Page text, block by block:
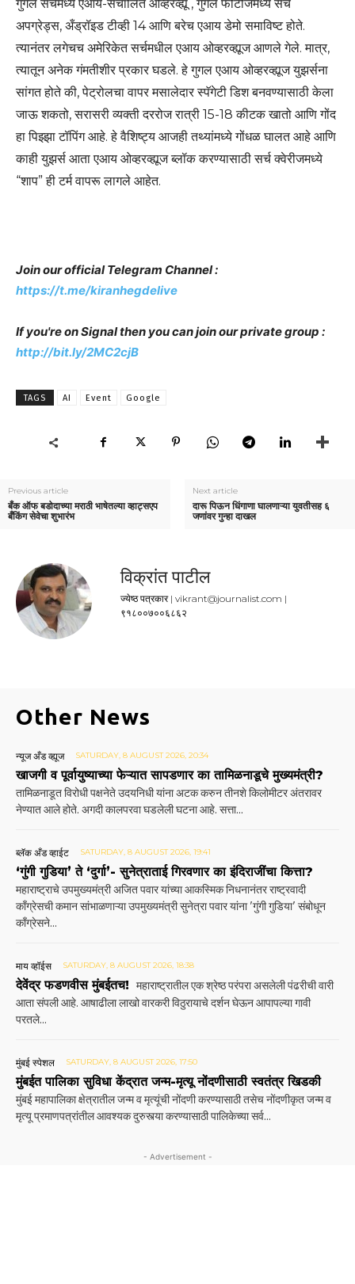
गुगल सर्चमध्ये एआय-संचालित ओव्हरव्ह्यू , गुगल फोटोजमध्ये सर्च
अपग्रेड्स, अँड्रॉइड टीव्ही 14 आणि बरेच एआय डेमो समाविष्ट होते.
त्यानंतर लगेचच अमेरिकेत सर्चमधील एआय ओव्हरव्ह्यूज आणले गेले. मात्र,
त्यातून अनेक गंमतीशीर प्रकार घडले. हे गुगल एआय ओव्हरव्ह्यूज युझर्सना
सांगत होते की, पेट्रोलचा वापर मसालेदार स्पॅगेटी डिश बनवण्यासाठी केला
जाऊ शकतो, सरासरी व्यक्ती दररोज रात्री 15-18 कीटक खातो आणि गोंद
हा पिझ्झा टॉपिंग आहे. हे वैशिष्ट्य आजही तथ्यांमध्ये गोंधळ घालत आहे आणि
काही युझर्स आता एआय ओव्हरव्ह्यूज ब्लॉक करण्यासाठी सर्च क्वेरीजमध्ये
“शाप” ही टर्म वापरू लागले आहेत.
Join our official Telegram Channel :
https://t.me/kiranhegdelive
If you're on Signal then you can join our private group :
http://bit.ly/2MC2cjB
TAGS AI Event Google
Previous article
बँक ऑफ बडोदाच्या मराठी भाषेतल्या व्हाट्सएप
बँकिंग सेवेचा शुभारंभ
Next article
दारू पिऊन धिंगाणा घालणाऱ्या युवतीसह ६
जणांवर गुन्हा दाखल
विक्रांत पाटील
ज्येष्ठ पत्रकार | vikrant@journalist.com |
९१८००७००६८६२
Other News
न्यूज अँड व्ह्यूज SATURDAY, 8 AUGUST 2026, 20:34
खाजगी व पूर्वायुष्याच्या फेऱ्यात सापडणार का तामिळनाडूचे मुख्यमंत्री?
तामिळनाडूत विरोधी पक्षनेते उदयनिधी यांना अटक करुन तीनशे किलोमीटर अंतरावर
नेण्यात आले होते. अगदी कालपरवा घडलेली घटना आहे. सत्ता...
ब्लॅक अँड व्हाईट SATURDAY, 8 AUGUST 2026, 19:41
‘गुंगी गुडिया’ ते ‘दुर्गा’- सुनेत्राताई गिरवणार का इंदिराजींचा कित्ता?
महाराष्ट्राचे उपमुख्यमंत्री अजित पवार यांच्या आकस्मिक निधनानंतर राष्ट्रवादी
काँग्रेसची कमान सांभाळणाऱ्या उपमुख्यमंत्री सुनेत्रा पवार यांना 'गुंगी गुडिया' संबोधून
काँग्रेसने...
माय व्हॉईस SATURDAY, 8 AUGUST 2026, 18:38
देवेंद्र फडणवीस मुंबईतच! महाराष्ट्रातील एक श्रेष्ठ परंपरा असलेली पंढरीची वारी
आता संपली आहे. आषाढीला लाखो वारकरी विठुरायाचे दर्शन घेऊन आपापल्या गावी
परतले...
मुंबई स्पेशल SATURDAY, 8 AUGUST 2026, 17:50
मुंबईत पालिका सुविधा केंद्रात जन्म-मृत्यू नोंदणीसाठी स्वतंत्र खिडकी
मुंबई महापालिका क्षेत्रातील जन्म व मृत्यूंची नोंदणी करण्यासाठी तसेच नोंदणीकृत जन्म व
मृत्यू प्रमाणपत्रांतील आवश्यक दुरुस्त्या करण्यासाठी पालिकेच्या सर्व...
- Advertisement -